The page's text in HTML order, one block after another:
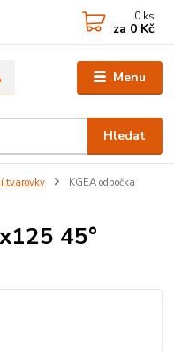
Menu
Hledat
0 ks
za 0 Kč
tvarovky
KGEA odbočka
45°